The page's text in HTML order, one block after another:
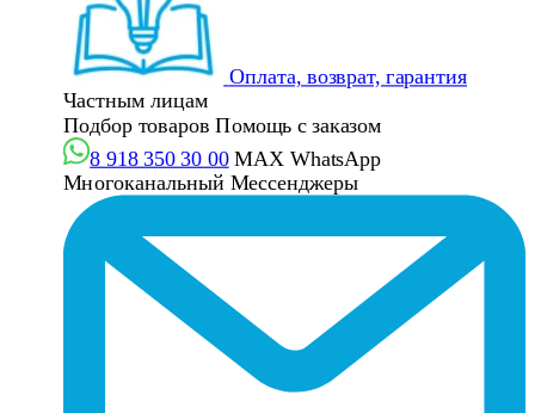
Оплата, возврат, гарантия
Частным лицам
Подбор товаров Помощь с заказом
8 918 350 30 00 MAX WhatsApp
Многоканальный Мессенджеры